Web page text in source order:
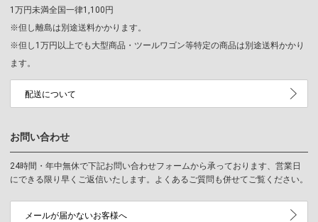
1万円未満全国一律1,100円
※但し離島は別途送料かかります。
※但し1万円以上でも大型商品・ツールワゴン等特定の商品は別途送料かかり
ます。
配送について
お問い合わせ
24時間・年中無休で下記お問い合わせフォームから承っております、営業日
にできる限り早くご返信いたします。よくあるご質問も併せてご覧ください。
メールが届かないお客様へ